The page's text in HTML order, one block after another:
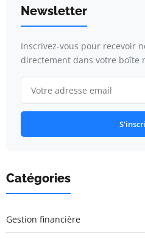
Newsletter
Inscrivez-vous pour recevoir
directement dans votre boîte
Catégories
Gestion financière